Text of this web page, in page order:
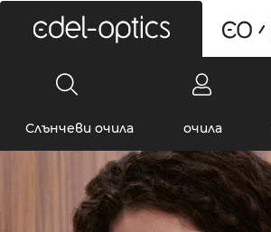
Слънчеви очила очила